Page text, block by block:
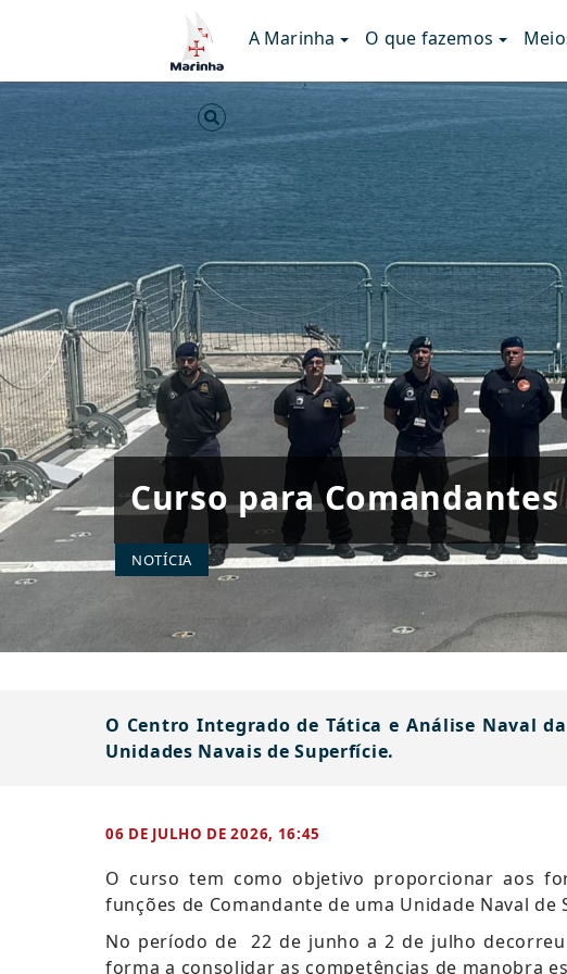
A Marinha O que fazemos
Curso para
NOTÍCIA
O Centro Integrado de Tática e Análise Naval
Unidades Navais de Superfície.
06 DE JULHO DE 2026, 16:45
O curso tem como objetivo proporcionar aos
funções de Comandante de uma Unidade Naval
No período de 22 de junho a 2 de julho
forma a consolidar as competências de manobra